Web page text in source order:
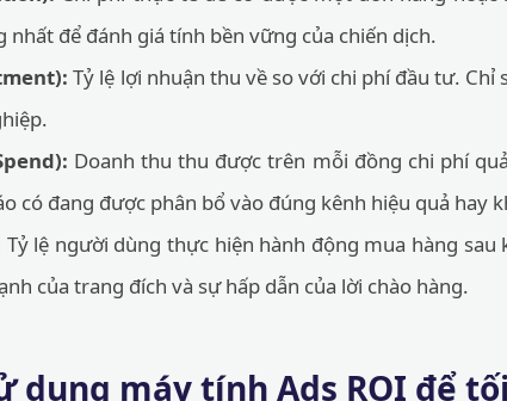
nhất để đánh giá tính bền vững của chiến dịch.
Tỷ lệ lợi nhuận thu về so với chi phí đầu tư. Chỉ
Doanh thu thu được trên mỗi đồng chi phí
có đang được phân bổ vào đúng kênh hiệu quả hay
Tỷ lệ người dùng thực hiện hành động mua hàng sau
của trang đích và sự hấp dẫn của lời chào hàng.
dụng máy tính Ads ROI để